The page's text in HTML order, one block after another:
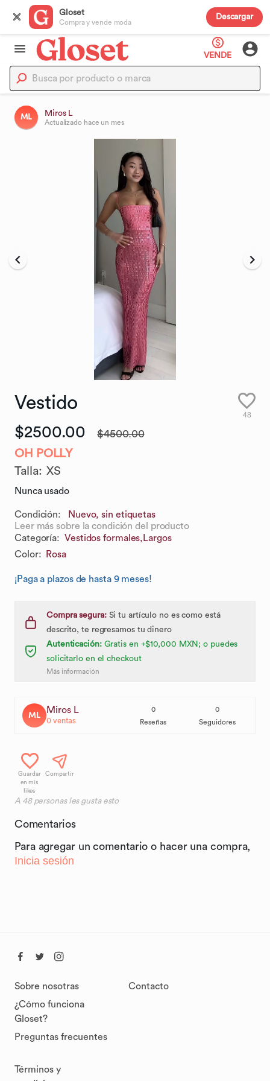
Gloset
Compra y vende moda
Descargar
VENDE
ML Miros L
Actualizado hace un mes
Vestido
48
$2500.00 $4500.00
OH POLLY
Talla: XS
Nunca usado
Condición:
Nuevo, sin etiquetas
Leer más sobre la condición del producto
Categoría: Vestidos formales, Largos
Color: Rosa
¡Paga a plazos de hasta 9 meses!
Compra segura:Si tu artículo no es como está
descrito, te regresamos tu dinero
Autenticación:Gratis en +$10,000 MXN; o puedes
solicitarlo en el checkout
Más información
ML Miros L
0ventas
0
Reseñas
0
Seguidores
Guardar
en mis
likes
Compartir
A 48personas les gusta esto
Comentarios
Para agregar un comentario o hacer una compra,
Inicia sesión
Sobre nosotras
¿Cómo funciona
Gloset?
Preguntas frecuentes
Contacto
Términos y